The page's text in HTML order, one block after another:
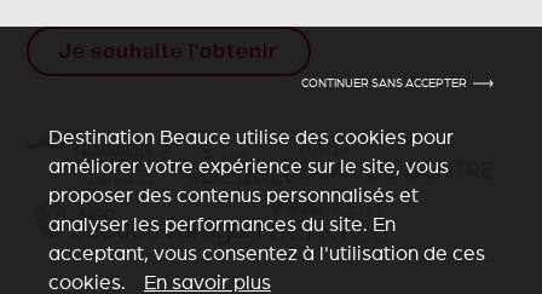
CONTINUER SANS ACCEPTER
Destination Beauce utilise des cookies pour
améliorer votre expérience sur le site, vous
proposer des contenus personnalisés et
analyser les performances du site. En
acceptant, vous consentez à l'utilisation de ces
cookies. En savoir plus
Je souhaite l'obtenir